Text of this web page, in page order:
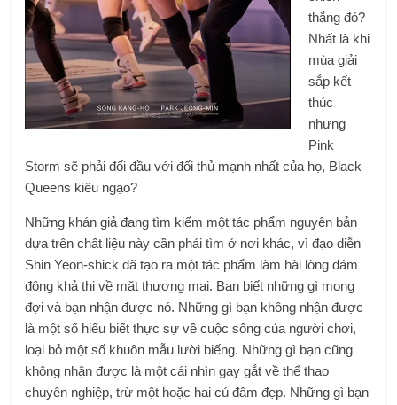
thắng đó?
Nhất là khi
mùa giải
sắp kết
thúc
nhưng
Pink
Storm sẽ phải đối đầu với đối thủ mạnh nhất của họ, Black
Queens kiêu ngạo?
Những khán giả đang tìm kiếm một tác phẩm nguyên bản
dựa trên chất liệu này cần phải tìm ở nơi khác, vì đạo diễn
Shin Yeon-shick đã tạo ra một tác phẩm làm hài lòng đám
đông khả thi về mặt thương mại. Bạn biết những gì mong
đợi và bạn nhận được nó. Những gì bạn không nhận được
là một số hiểu biết thực sự về cuộc sống của người chơi,
loại bỏ một số khuôn mẫu lười biếng. Những gì bạn cũng
không nhận được là một cái nhìn gay gắt về thể thao
chuyên nghiệp, trừ một hoặc hai cú đâm đẹp. Những gì bạn